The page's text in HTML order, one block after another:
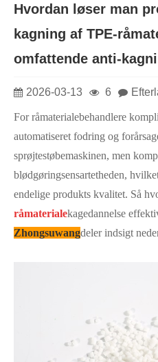
Hvordan løser man
kagning af TPE-
omfattende anti-
2026-03-13 6
For råmaterialebehandlere
automatiseret fodring og
sprøjtestøbemaskinen, men
blødgøringsensartetheden,
endelige produkts kvalitet. Så
råmaterialekagedannelse
Zhongsuwangdeler indsigt